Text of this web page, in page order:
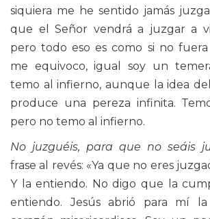
siquiera me he sentido jamás
que el Señor vendrá a juzgar a
pero todo eso es como si no fuera
me equivoco, igual soy un
temo al infierno, aunque la idea
produce una pereza infinita.
pero no temo al infierno.
No juzguéis, para que no seáis
frase al revés: «Ya que no eres
Y la entiendo. No digo que la
entiendo. Jesús abrió para mí